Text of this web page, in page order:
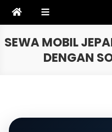
SEWA MOBIL
DENGAN